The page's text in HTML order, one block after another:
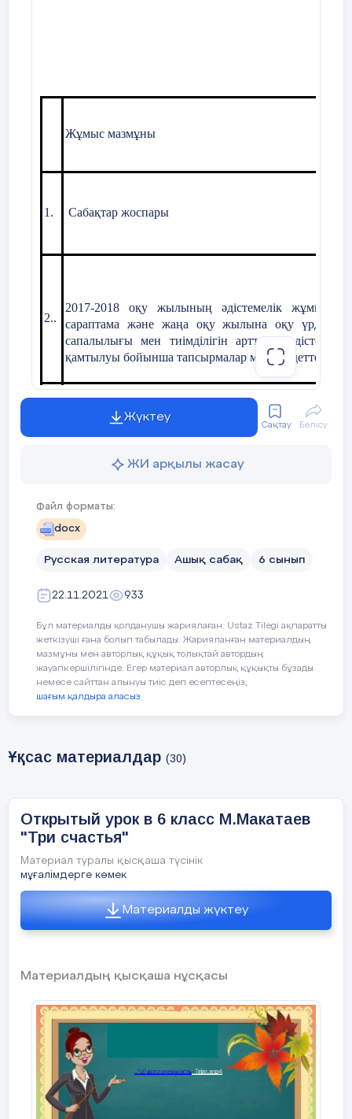
Жұмыс мазмұны
1. Сабақтар жоспары
2..
2017-2018 оқу жылының әдістемелік жұмысына
сараптама және жаңа оқу жылына оқу үрдісінің
сапалылығы мен тиімділігін арттыру, әдістемелік
қамтылуы бойынша тапсырмалар мен міндеттер
ӘБ жетекшілерінің міндеттерімен таныстыру
4.
жасау
5.
қатыстыру
6
Оқушыларды оқулықтармен қамту жағдайын
анықтау,мәлімдеме беру
мерекесіне шаралар өткізу
8
«Мектеп айнасы» газетін шығару
9
Оқу жылы басындағы негізгі пәндер бойынша білім
тексеру жұмысының қорытындысы туралы
10
Үйірме, факультатив жұмыстарының
ұйымдастырылуы
11. Өзара сабаққа, сыныптан тыс шараларға қатынасу
Жүктеу
Сақтау Бөлісу
ЖИ арқылы жасау
Файл форматы:
docx
Русская литература Ашық сабақ 6 сынып
22.11.2021 933
Бұл материалды қолданушы жариялаған. Ustaz Tilegi ақпаратты
жеткізуші ғана болып табылады. Жарияланған материалдың
мазмұны мен авторлық құқық толықтай автордың
жауапкершілігінде. Егер материал авторлық құқықты бұзады
немесе сайттан алынуы тиіс деп есептесеңіз,
шағым қалдыра аласыз
Ұқсас материалдар (30)
Открытый урок в 6 класс М.Макатаев
"Три счастья"
Материал туралы қысқаша түсінік
мұғалімдерге көмек
Материалды жүктеу
Материалдың қысқаша нұсқасы